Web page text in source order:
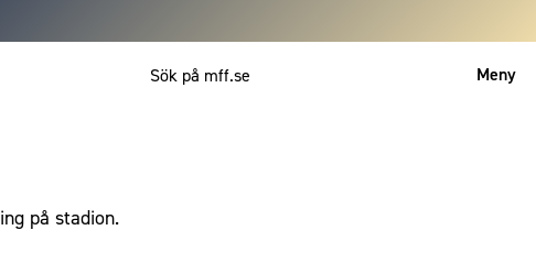
Meny
på stadion.